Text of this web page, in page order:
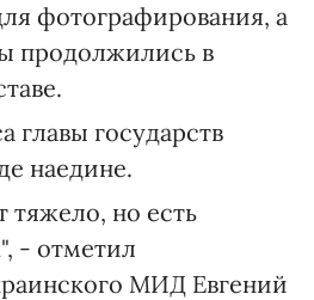
фотографирования, а
продолжились в
главы государств
наедине.
тяжело, но есть
- отметил
МИД Евгений